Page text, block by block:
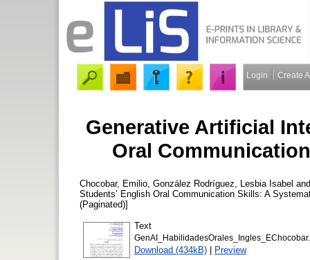
Login Create
Generative Artificial
Oral
Chocobar, Emilio González Rodríguez, Lesbia Isabel
Students’ English Oral Communication Skills: A
(Paginated)]
Text
Download (434kB) | Preview